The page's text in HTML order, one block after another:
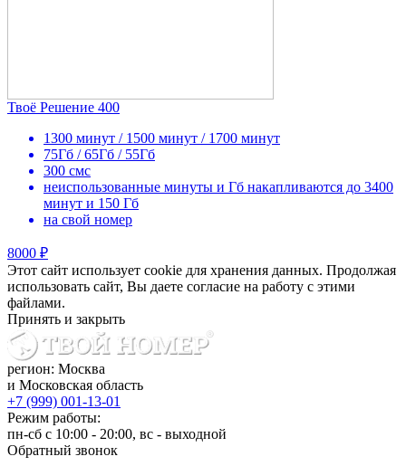
Твоё Решение 400
1300 минут / 1500 минут / 1700 минут
75Гб / 65Гб / 55Гб
300 смс
неиспользованные минуты и Гб накапливаются до 3400
минут и 150 Гб
на свой номер
8000 ₽
Этот сайт использует cookie для хранения данных. Продолжая
использовать сайт, Вы даете согласие на работу с этими
файлами.
Принять и закрыть
регион: Москва
и Московская область
+7 (999) 001-13-01
Режим работы:
пн-сб с 10:00 - 20:00, вс - выходной
Обратный звонок